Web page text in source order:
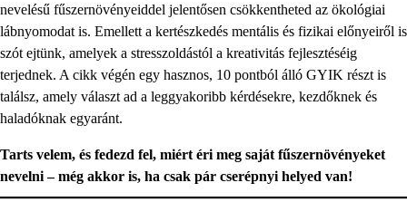
nevelésű fűszernövényeiddel jelentősen csökkentheted az ökológiai
lábnyomodat is. Emellett a kertészkedés mentális és fizikai előnyeiről is
szót ejtünk, amelyek a stresszoldástól a kreativitás fejlesztéséig
terjednek. A cikk végén egy hasznos, 10 pontból álló GYIK részt is
találsz, amely választ ad a leggyakoribb kérdésekre, kezdőknek és
haladóknak egyaránt.
Tarts velem, és fedezd fel, miért éri meg saját fűszernövényeket
nevelni – még akkor is, ha csak pár cserépnyi helyed van!